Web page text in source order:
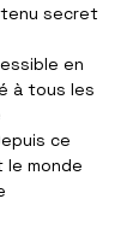
tenu secret
en
à tous les
ce
monde